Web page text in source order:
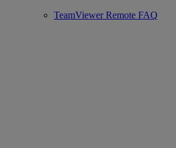
TeamViewer Remote FAQ